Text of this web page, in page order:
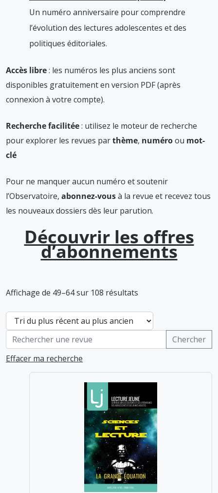
Un numéro anniversaire pour comprendre
l’évolution des lectures adolescentes et des
politiques éditoriales.
Accès libre: les numéros les plus anciens sont
disponibles gratuitement en version PDF (après
connexion à votre compte).
Recherche facilitée: utilisez le moteur de recherche
pour explorer les revues parthème, numéroou mot-
clé
Pour ne manquer aucun numéro et soutenir
l’Observatoire, abonnez-vousà la revue et recevez tous
les nouveaux dossiers dès leur parution.
Découvrir les offres
d’abonnements
Affichage de 49–64 sur 108 résultats
Effacer ma recherche